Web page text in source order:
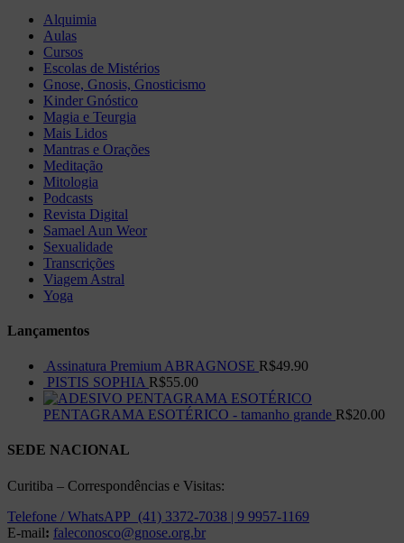
Alquimia
Aulas
Cursos
Escolas de Mistérios
Gnose, Gnosis, Gnosticismo
Kinder Gnóstico
Magia e Teurgia
Mais Lidos
Mantras e Orações
Meditação
Mitologia
Podcasts
Revista Digital
Samael Aun Weor
Sexualidade
Transcrições
Viagem Astral
Yoga
Lançamentos
Assinatura Premium ABRAGNOSE R$49.90
PISTIS SOPHIA R$55.00
PENTAGRAMA ESOTÉRICO - tamanho grande R$20.00
SEDE NACIONAL
Curitiba – Correspondências e Visitas:
Telefone / WhatsAPP (41) 3372-7038 | 9 9957-1169
E-mail: faleconosco@gnose.org.br